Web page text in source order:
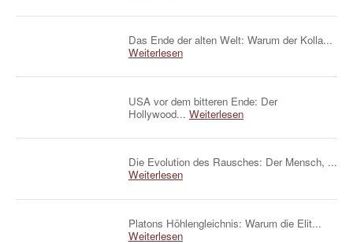
Das Ende der alten Welt: Warum der Kolla...
Weiterlesen
USA vor dem bitteren Ende: Der
Hollywood... Weiterlesen
Die Evolution des Rausches: Der Mensch, ...
Weiterlesen
Platons Höhlengleichnis: Warum die Elit...
Weiterlesen